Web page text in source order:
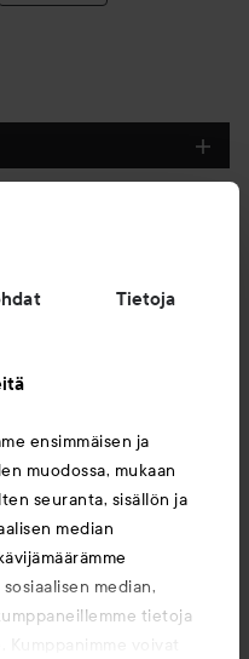
Tietoja
ensimmäisen ja
muodossa, mukaan
seuranta, sisällön ja
median
median,
tietoja